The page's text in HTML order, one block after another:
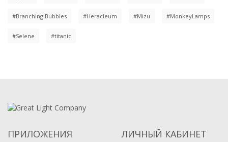
#Branching Bubbles #Heracleum #Mizu #MonkeyLamps
#Selene #titanic
ПРИЛОЖЕНИЯ ЛИЧНЫЙ КАБИНЕТ